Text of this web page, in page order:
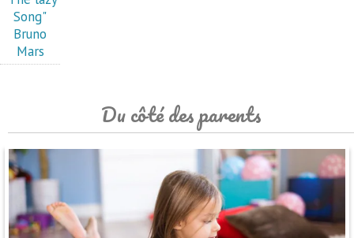
Song"
Bruno
Mars
Du côté des parents